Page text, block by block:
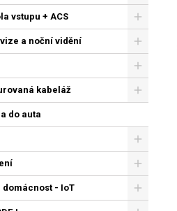
vstupu + ACS
a noční vidění
kabeláž
do auta
domácnost - IoT